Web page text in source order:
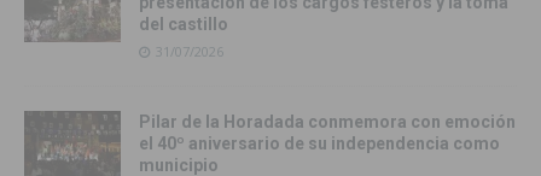
del castillo
31/07/2026
Pilar de la Horadada conmemora con emoción
el 40º aniversario de su independencia como
municipio